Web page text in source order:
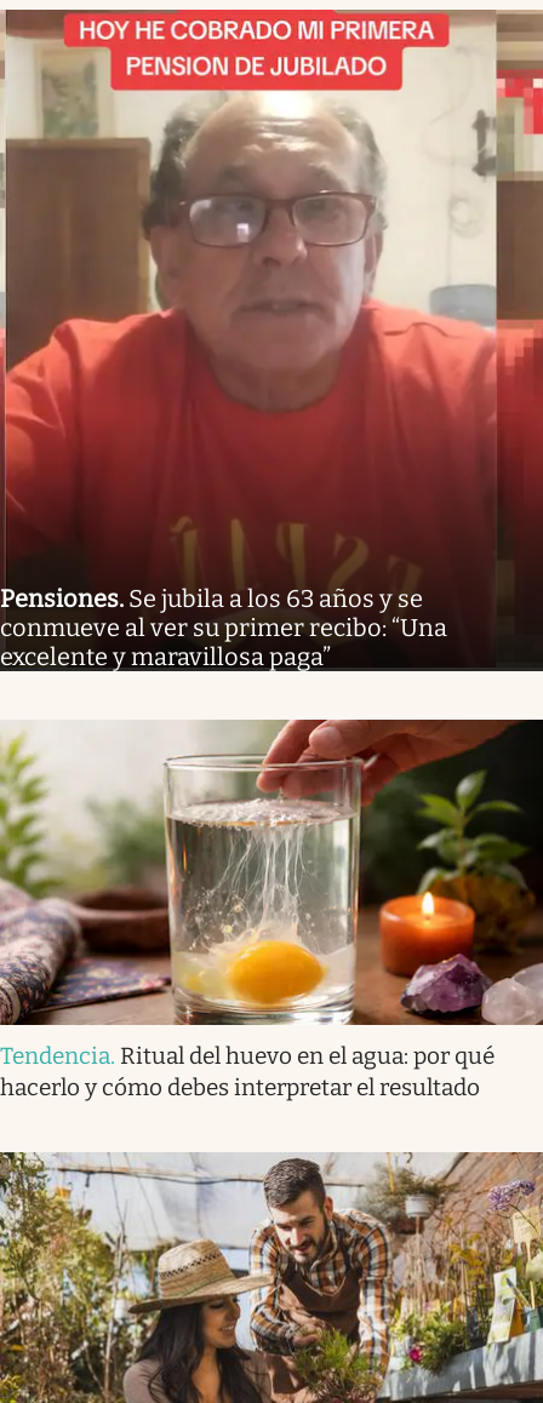
Pensiones. Se jubila a los 63 años y se
conmueve al ver su primer recibo: “Una
excelente y maravillosa paga”
Tendencia. Ritual del huevo en el agua: por qué
hacerlo y cómo debes interpretar el resultado